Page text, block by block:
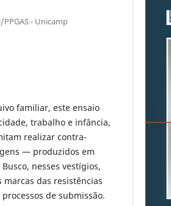
- Unicamp
familiar, este ensaio
trabalho e infância,
realizar contra-
— produzidos em
nesses vestígios,
das resistências
de submissão.